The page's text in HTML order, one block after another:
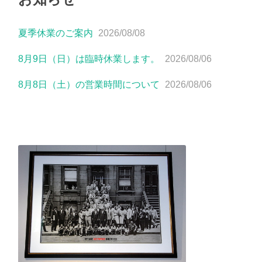
夏季休業のご案内 2026/08/08
8月9日（日）は臨時休業します。 2026/08/06
8月8日（土）の営業時間について 2026/08/06